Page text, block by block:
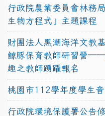
行政院農業委員會林務
生物方程式」主題課程
財團法人黑潮海洋文教
鯨豚保育教師研習營
趣之教師踴躍報名
桃園市112學年度學生
行政院環境保護署公告